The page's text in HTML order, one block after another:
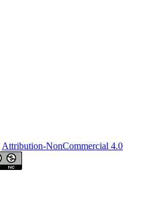
Attribution-NonCommercial 4.0